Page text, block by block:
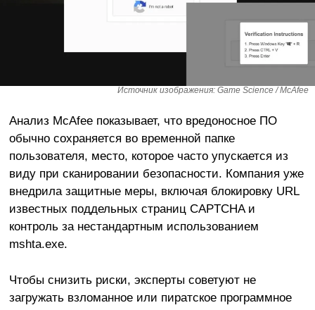
Источник изображения: Game Science / McAfee
Анализ McAfee показывает, что вредоносное ПО
обычно сохраняется во временной папке
пользователя, место, которое часто упускается из
виду при сканировании безопасности. Компания уже
внедрила защитные меры, включая блокировку URL
известных поддельных страниц CAPTCHA и
контроль за нестандартным использованием
mshta.exe.
Чтобы снизить риски, эксперты советуют не
загружать взломанное или пиратское программное